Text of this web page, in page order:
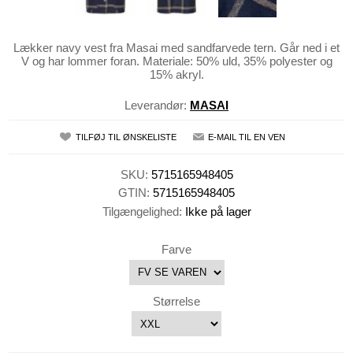
Lækker navy vest fra Masai med sandfarvede tern. Går ned i et
V og har lommer foran. Materiale: 50% uld, 35% polyester og
15% akryl.
Leverandør: MASAI
TILFØJ TIL ØNSKELISTE E-MAIL TIL EN VEN
SKU: 5715165948405
GTIN: 5715165948405
Tilgængelighed: Ikke på lager
Farve
Størrelse